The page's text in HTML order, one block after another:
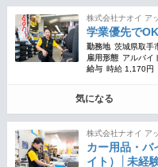
株式会社ナオイ ア
学業優先で
勤務地 茨城県取手
雇用形態 アルバイ
給与 時給 1,170円
気になる
株式会社ナオイ ア
カー用品・バ
イト）│未経